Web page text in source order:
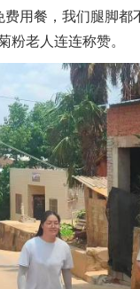
费用餐，我们腿脚都
粉老人连连称赞。